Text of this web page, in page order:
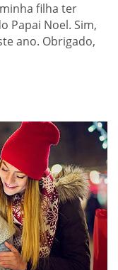
filha ter
Papai Noel. Sim,
ano. Obrigado,